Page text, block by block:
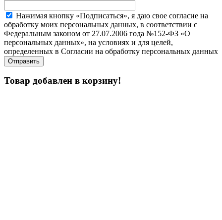
Нажимая кнопку «Подписаться», я даю свое согласие на
обработку моих персональных данных, в соответствии с
Федеральным законом от 27.07.2006 года №152-ФЗ «О
персональных данных», на условиях и для целей,
определенных в Согласии на обработку персональных данных
Товар добавлен в корзину!